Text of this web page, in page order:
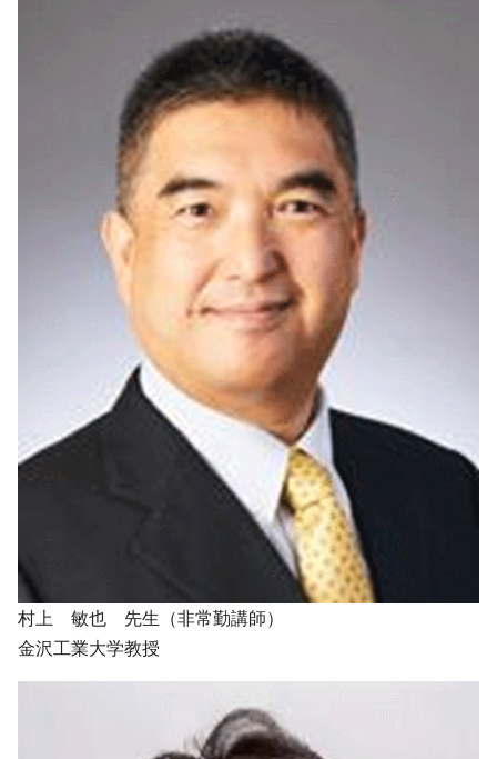
村上 敏也 先生（非常勤講師）
金沢工業大学教授